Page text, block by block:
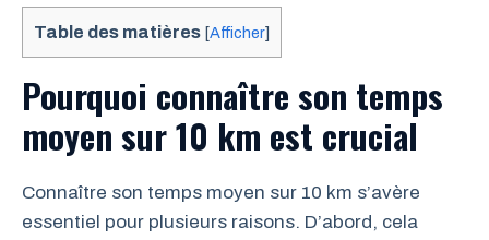
Table des matières [Afficher]
Pourquoi connaître son temps
moyen sur 10 km est crucial
Connaître son temps moyen sur 10 km s’avère
essentiel pour plusieurs raisons. D’abord, cela